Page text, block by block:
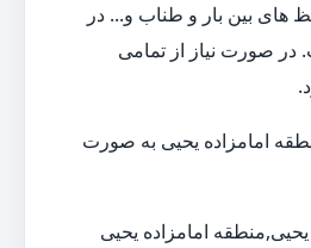
های بین بار و طناب و... در
صورت نیاز از تمامی
امامزاده یحیی به صورت
امامزاده یحیی